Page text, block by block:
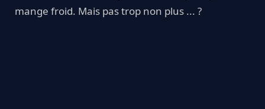
mange froid. Mais pas trop non plus ... ?